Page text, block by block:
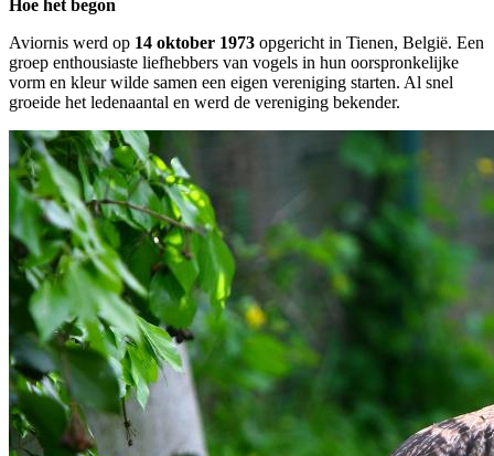
Hoe het begon
Aviornis werd op 14 oktober 1973 opgericht in Tienen, België. Een
groep enthousiaste liefhebbers van vogels in hun oorspronkelijke
vorm en kleur wilde samen een eigen vereniging starten. Al snel
groeide het ledenaantal en werd de vereniging bekender.